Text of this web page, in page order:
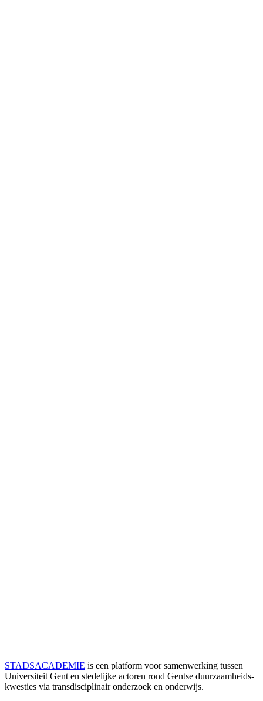
STADSACADEMIE is een platform voor samenwerking tussen
Universiteit Gent en stedelijke actoren rond Gentse duurzaamheids­
kwesties via transdisciplinair onderzoek en onderwijs.